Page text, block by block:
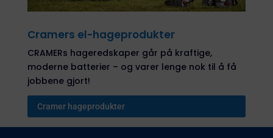
Cramers el-hageprodukter
CRAMERs hageredskaper går på kraftige,
moderne batterier – og varer lenge nok til å få
jobbene gjort!
Cramer hageprodukter